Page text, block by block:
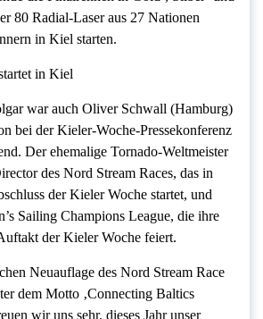
80 Radial-Laser aus 27 Nationen
in Kiel starten.
in Kiel
war auch Oliver Schwall (Hamburg)
bei der Kieler-Woche-Pressekonferenz
Der ehemalige Tornado-Weltmeister
des Nord Stream Races, das in
der Kieler Woche startet, und
Sailing Champions League, die ihre
der Kieler Woche feiert.
Neuauflage des Nord Stream Race
dem Motto ‚Connecting Baltics
wir uns sehr, dieses Jahr unser